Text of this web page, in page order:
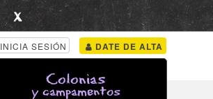
x
INICIA SESIÓN DATE DE ALTA
Colonias
y campamentos